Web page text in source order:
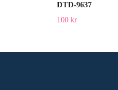
DTD-9637
100 kr